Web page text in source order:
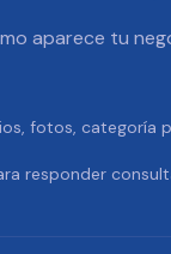
aparece tu
fotos, categoría
responder